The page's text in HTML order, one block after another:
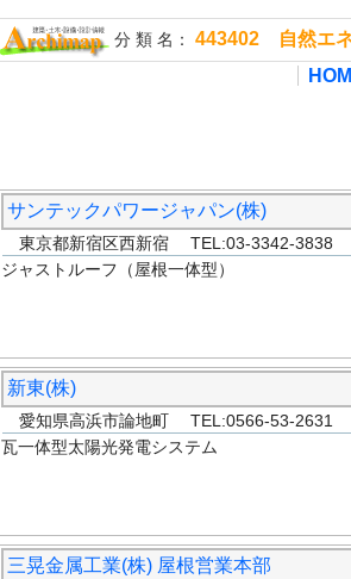
分 類 名： 443402 自然エ
サンテックパワージャパン(株)
東京都新宿区西新宿 TEL:03-3342-3838
ジャストルーフ（屋根一体型）
新東(株)
愛知県高浜市論地町 TEL:0566-53-2631
瓦一体型太陽光発電システム
三晃金属工業(株) 屋根営業本部